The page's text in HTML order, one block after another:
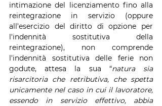
intimazione del licenziamento fino alla
reintegrazione in servizio (oppure
all'esercizio del diritto di opzione per
l'indennità sostitutiva della
reintegrazione), non comprende
l'indennità sostitutiva delle ferie non
godute, attesa la sua “natura sia
risarcitoria che retributiva, che spetta
unicamente nel caso in cui il lavoratore,
essendo in servizio effettivo, abbia